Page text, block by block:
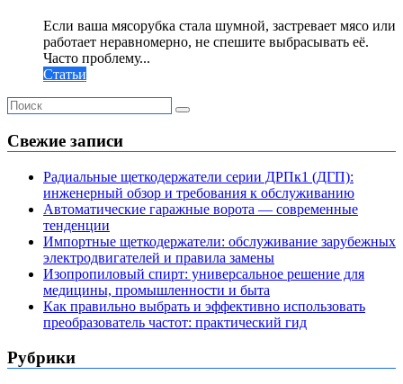
Если ваша мясорубка стала шумной, застревает мясо или
работает неравномерно, не спешите выбрасывать её.
Часто проблему...
Статьи
Свежие записи
Радиальные щеткодержатели серии ДРПк1 (ДГП):
инженерный обзор и требования к обслуживанию
Автоматические гаражные ворота — современные
тенденции
Импортные щеткодержатели: обслуживание зарубежных
электродвигателей и правила замены
Изопропиловый спирт: универсальное решение для
медицины, промышленности и быта
Как правильно выбрать и эффективно использовать
преобразователь частот: практический гид
Рубрики